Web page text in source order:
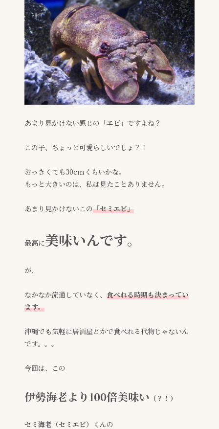
あまり見かけない感じの 「エビ」 ですよね？
この子、ちょっと可愛らしいでしょ？！
おっきくても30cmくらいかな。
もっと大きいのは、私は見たことありません。
あまり見かけないこの「セミエビ」
最高に美味いんです。
が、
なかなか流通していなく、 食べれる時期も決まってい
ます。
沖縄でも気軽に居酒屋とかで食べれる代物じゃないん
です。。。
今回は、この
伊勢海老より100倍美味い （？！）
セミ海老（セミエビ） くんの